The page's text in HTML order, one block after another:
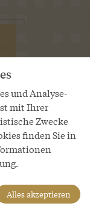
Albrecht II.
„der Weise“
und Analyse-
mit Ihrer
Zwecke
finden Sie in
Alles akzeptieren